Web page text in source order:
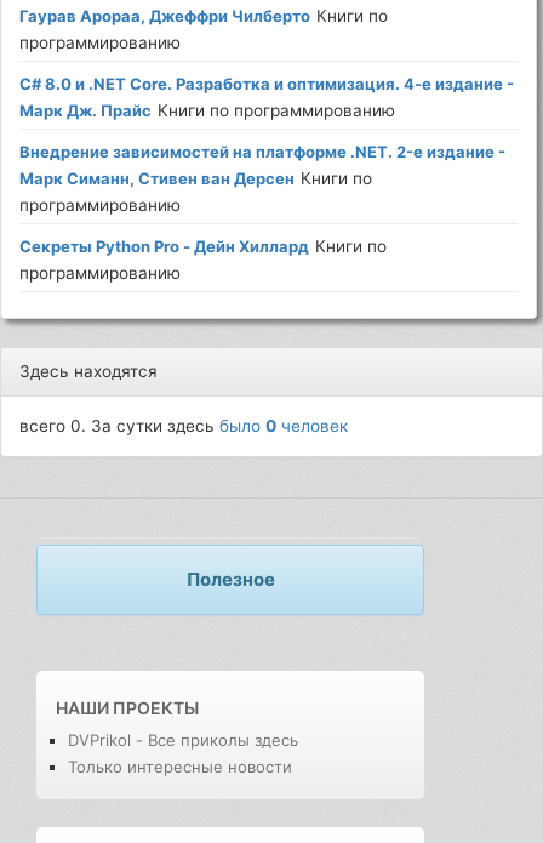
Гаурав Арораа, Джеффри Чилберто Книги по
программированию
C# 8.0 и .NET Core. Разработка и оптимизация. 4-е издание -
Марк Дж. Прайс Книги по программированию
Внедрение зависимостей на платформе .NET. 2-е издание -
Марк Симанн, Стивен ван Дерсен Книги по
программированию
Секреты Python Pro - Дейн Хиллард Книги по
программированию
Здесь находятся
всего 0. За сутки здесьбыло0 человек
Полезное
НАШИ ПРОЕКТЫ
DVPrikol - Все приколы здесь
Только интересные новости